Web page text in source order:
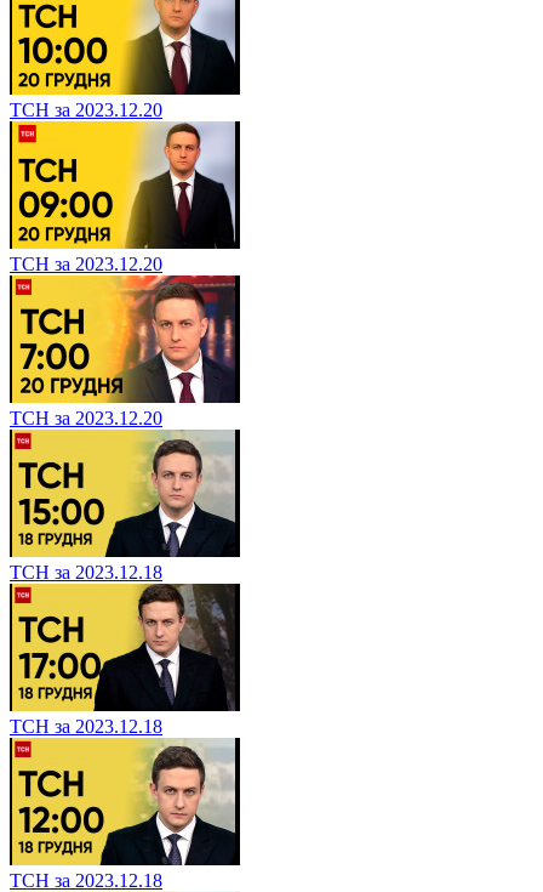
ТСН за 2023.12.20
ТСН за 2023.12.20
ТСН за 2023.12.20
ТСН за 2023.12.18
ТСН за 2023.12.18
ТСН за 2023.12.18